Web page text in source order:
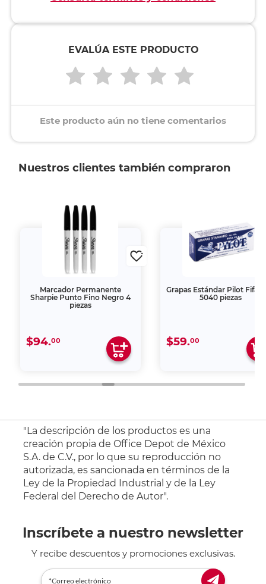
EVALÚA ESTE PRODUCTO
Este producto aún no tiene comentarios
Nuestros clientes también compraron
Marcador Permanente
Sharpie Punto Fino Negro 4
piezas
$94.00
Grapas Estándar Pilot Fifa
5040 piezas
$59.00
"La descripción de los productos es una
creación propia de Office Depot de México
S.A. de C.V., por lo que su reproducción no
autorizada, es sancionada en términos de la
Ley de la Propiedad Industrial y de la Ley
Federal del Derecho de Autor".
Inscríbete a nuestro newsletter
Y recibe descuentos y promociones exclusivas.